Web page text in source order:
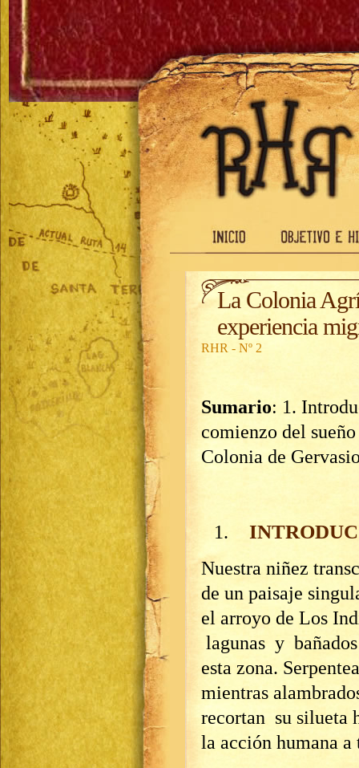
La Colonia
experiencia
RHR - Nº 2
Sumario: 1.
comienzo del
Colonia de
Nuestra niñez
de un paisaje
el arroyo de Los
lagunas y
esta zona.
mientras
recortan su silueta
la acción humana a